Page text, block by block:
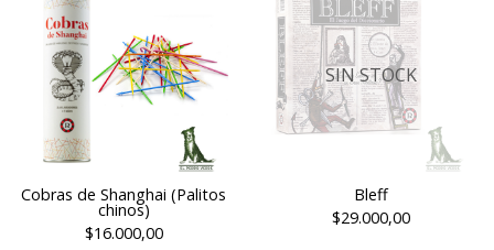
Cobras de Shanghai (Palitos
chinos)
$16.000,00
SIN STOCK
Bleff
$29.000,00